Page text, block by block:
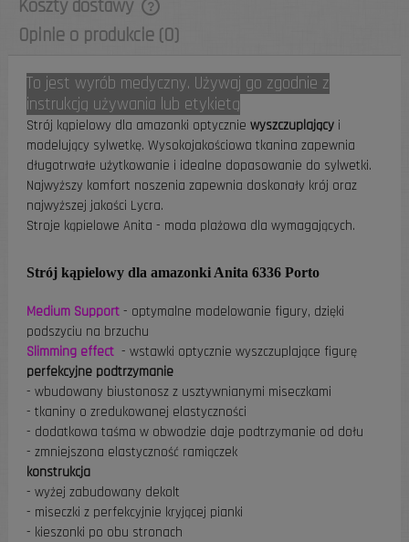
Koszty dostawy
Cena nie zawiera ewentualnych kosztów
płatności
Opinie o produkcie (0)
To jest wyrób medyczny. Używaj go zgodnie z
instrukcją używania lub etykietą
Strój kąpielowy dla amazonki optycznie wyszczuplającyi
modelujący sylwetkę. Wysokojakościowa tkanina zapewnia
długotrwałe użytkowanie i idealne dopasowanie do sylwetki.
Najwyższy komfort noszenia zapewnia doskonały krój oraz
najwyższej jakości Lycra.
Stroje kąpielowe Anita - moda plażowa dla wymagających.
Strój kąpielowy dla amazonki Anita 6336 Porto
Medium Support- optymalne modelowanie figury, dzięki
podszyciu na brzuchu
Slimming effect - wstawki optycznie wyszczuplające figurę
perfekcyjne podtrzymanie
- wbudowany biustonosz z usztywnianymi miseczkami
- tkaniny o zredukowanej elastyczności
- dodatkowa taśma w obwodzie daje podtrzymanie od dołu
- zmniejszona elastyczność ramiączek
konstrukcja
- wyżej zabudowany dekolt
- miseczki z perfekcyjnie kryjącej pianki
- kieszonki po obu stronach